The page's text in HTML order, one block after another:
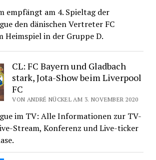
empfängt am 4. Spieltag der
den dänischen Vertreter FC
Heimspiel in der Gruppe D.
CL: FC Bayern und Gladbach
stark, Jota-Show beim Liverpool
FC
VON ANDRÉ NÜCKEL AM 3. NOVEMBER 2020
im TV: Alle Informationen zur TV-
Stream, Konferenz und Live-ticker